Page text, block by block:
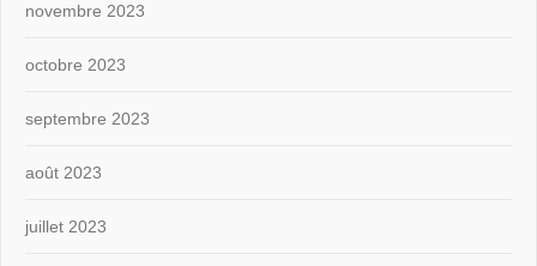
novembre 2023
octobre 2023
septembre 2023
août 2023
juillet 2023